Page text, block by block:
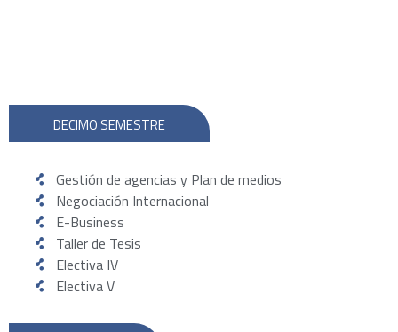
DECIMO SEMESTRE
Gestión de agencias y Plan de medios
Negociación Internacional
E-Business
Taller de Tesis
Electiva IV
Electiva V